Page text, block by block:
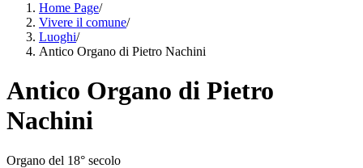
Home Page/
Vivere il comune/
Luoghi/
Antico Organo di Pietro Nachini
Antico Organo di Pietro
Nachini
Organo del 18° secolo